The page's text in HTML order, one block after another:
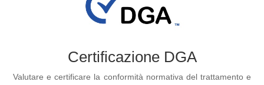
Certificazione DGA
Valutare e certificare la conformità normativa del trattamento e